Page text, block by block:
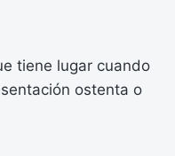
tiene lugar cuando
ostenta o